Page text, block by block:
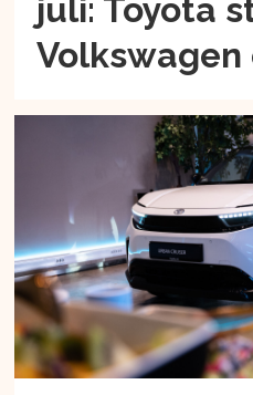
juli: Toyota
Volkswagen